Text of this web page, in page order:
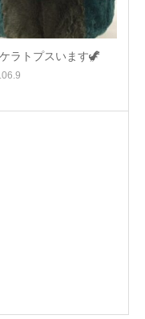
ケラトプスいます🦖